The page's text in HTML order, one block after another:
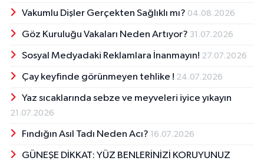
Vakumlu Dişler Gerçekten Sağlıklı mı? 04.08.2026
Göz Kuruluğu Vakaları Neden Artıyor? 31.07.2026
Sosyal Medyadaki Reklamlara İnanmayın! 27.07.2026
Çay keyfinde görünmeyen tehlike ! 24.07.2026
Yaz sıcaklarında sebze ve meyveleri iyice yıkayın
21.07.2026
Fındığın Asıl Tadı Neden Acı? 16.07.2026
GÜNEŞE DİKKAT: YÜZ BENLERİNİZİ KORUYUNUZ